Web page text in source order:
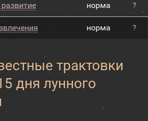
норма ?
норма ?
трактовки
дня лунного